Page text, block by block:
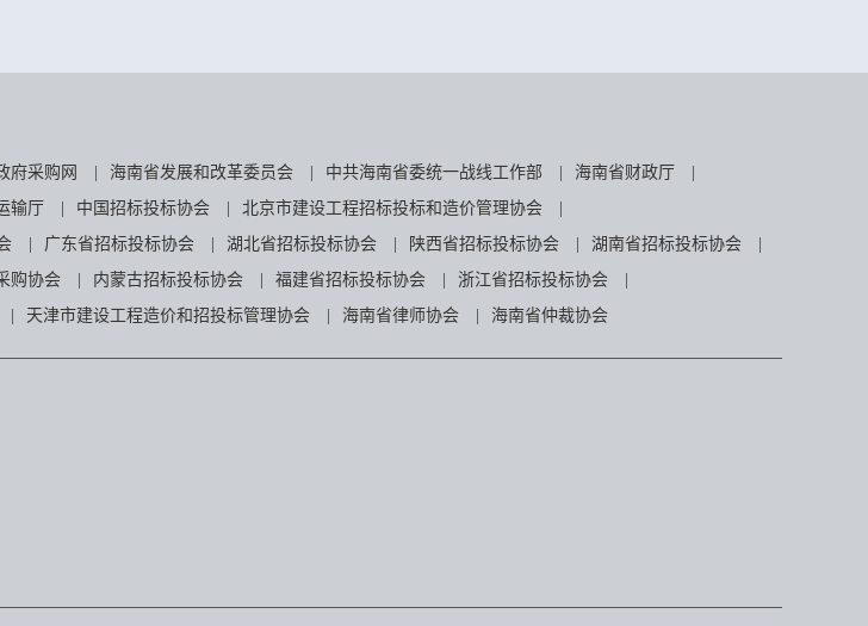
府采购网 海南省发展和改革委员会 中共海南省委统一战线工作部 海南省财政厅
输厅 中国招标投标协会 北京市建设工程招标投标和造价管理协会
广东省招标投标协会 湖北省招标投标协会 陕西省招标投标协会 湖南省招标投标协会
购协会 内蒙古招标投标协会 福建省招标投标协会 浙江省招标投标协会
天津市建设工程造价和招投标管理协会 海南省律师协会 海南省仲裁协会